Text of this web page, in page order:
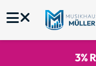
3%